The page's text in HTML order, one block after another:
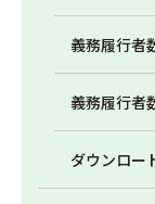
義務履行者
義務履行者
ダウンロー